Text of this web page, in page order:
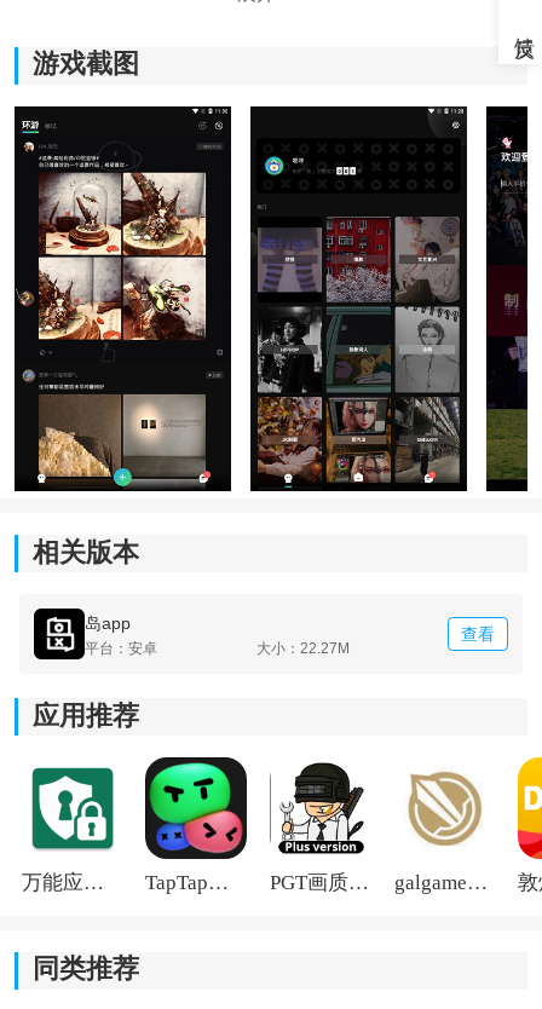
岛app改名后叫啥了:
岛app目前已恢复原名“岛”，此前曾短暂更名为“我岛
App"。
《岛》软件亮点：
1、彼此不同类型的主题进行聊天，保证内容不会泄露。
2、一些自由的个体，大家在一起，即使是陌生人也可以
很熟悉。
3、你可以在任何时间任何地点参加，这将是一个约会平
游戏截图
相关版本
岛app
平台：安卓 大小：22.27M
查看
应用推荐
万能应用隐藏 TapTap国际版2026 PGT画质助手旧版 galgame游戏盒子2026
同类推荐